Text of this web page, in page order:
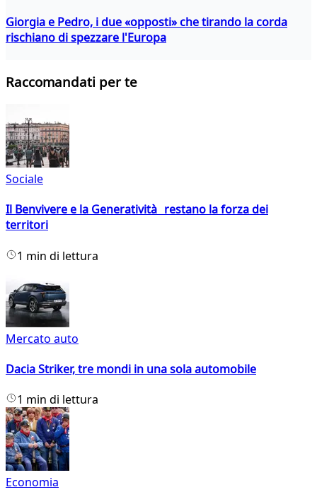
Giorgia e Pedro, i due «opposti» che tirando la corda
rischiano di spezzare l'Europa
Raccomandati per te
Sociale
Il Benvivere e la Generatività restano la forza dei
territori
1 min di lettura
Mercato auto
Dacia Striker, tre mondi in una sola automobile
1 min di lettura
Economia